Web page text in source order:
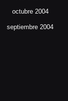
octubre 2004
septiembre 2004